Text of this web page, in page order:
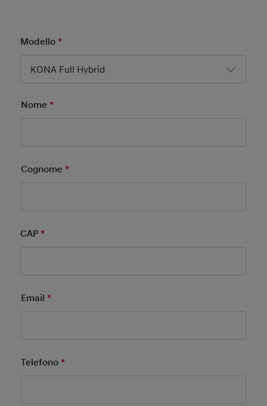
Modello*
KONA Full Hybrid
Nome *Mandatory Field
Cognome *Mandatory Field
CAP*
Email *Mandatory Field
Telefono *Mandatory Field